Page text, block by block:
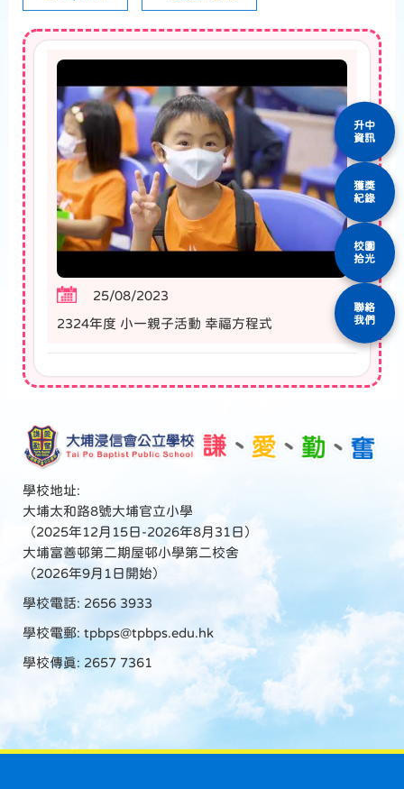
25/08/2023
2324年度 小一親子活動 幸福方程式
學校地址:
大埔太和路8號大埔官立小學
（2025年12月15日-2026年8月31日）
大埔富善邨第二期屋邨小學第二校舍
（2026年9月1日開始）
學校電話: 2656 3933
學校電郵: tpbps@tpbps.edu.hk
學校傳真: 2657 7361
升中
資訊
獲獎
紀錄
校園
拾光
聯絡
我們